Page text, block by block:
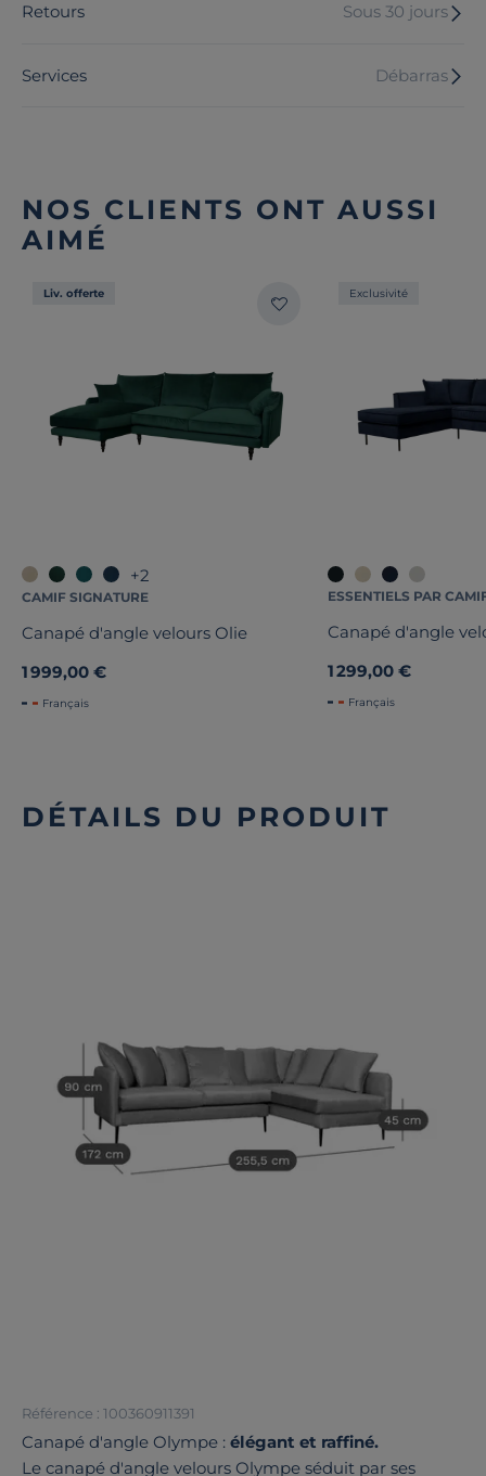
Retours Sous 30 jours
Services Débarras
NOS CLIENTS ONT AUSSI
AIMÉ
Liv. offerte
+2
CAMIF SIGNATURE
Canapé d'angle velours Olie
1 999,00 €
Français
Exclusivité
ESSENTIELS PAR
Canapé d'angle
1 299,00 €
Français
DÉTAILS DU PRODUIT
Référence : 100360911391
Canapé d'angle Olympe : élégant et raffiné.
Le canapé d'angle velours Olympe séduit par ses